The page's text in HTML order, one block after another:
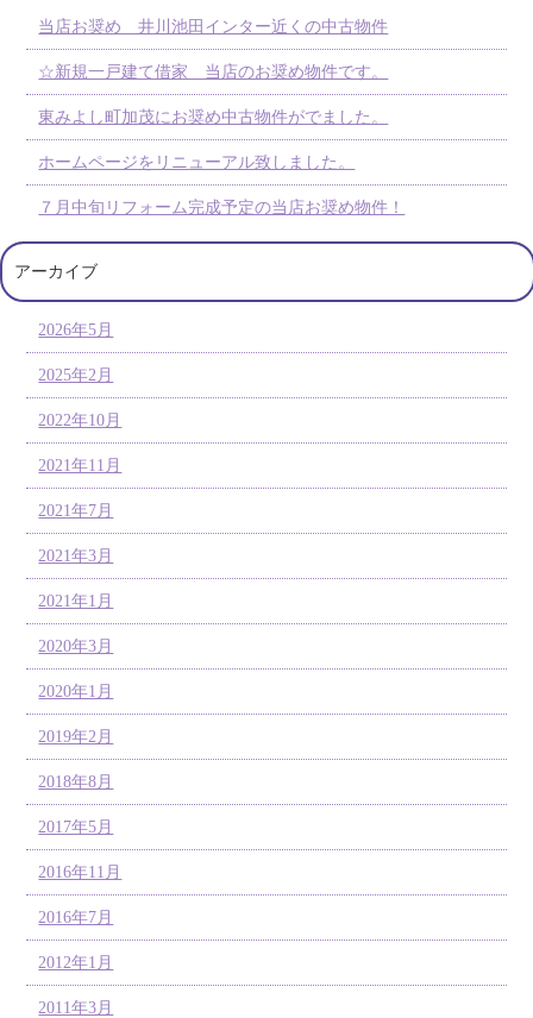
当店お奨め 井川池田インター近くの中古物件
☆新規一戸建て借家 当店のお奨め物件です。
東みよし町加茂にお奨め中古物件がでました。
ホームページをリニューアル致しました。
７月中旬リフォーム完成予定の当店お奨め物件！
アーカイブ
2026年5月
2025年2月
2022年10月
2021年11月
2021年7月
2021年3月
2021年1月
2020年3月
2020年1月
2019年2月
2018年8月
2017年5月
2016年11月
2016年7月
2012年1月
2011年3月